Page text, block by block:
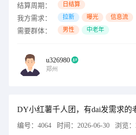
结算周期： 日结算
我方需求： 拉新 曝光 信息流
需要群体： 男性 中老年
u326980
郑州
DY小红薯千人团，有dai发需求的
编号： 4064 时间： 2026-06-30 浏览：